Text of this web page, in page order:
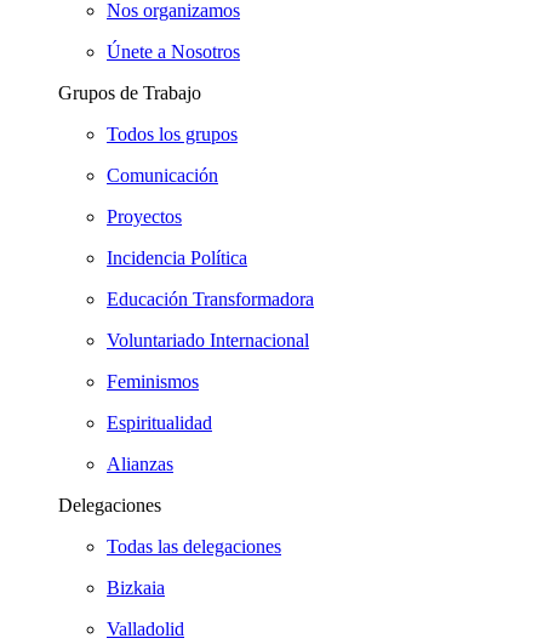
Nos organizamos
Únete a Nosotros
Grupos de Trabajo
Todos los grupos
Comunicación
Proyectos
Incidencia Política
Educación Transformadora
Voluntariado Internacional
Feminismos
Espiritualidad
Alianzas
Delegaciones
Todas las delegaciones
Bizkaia
Valladolid